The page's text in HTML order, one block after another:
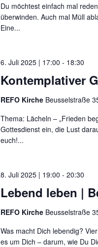
Du möchtest einfach mal
überwinden. Auch mal Müll
Eine...
Kontemplativer
6. Juli 2025 | 17:00 - 18:30
REFO Kirche Beusselstraße
Thema: Lächeln – „Frieden
Gottesdienst ein, die Lust
euch!...
Lebend leben |
8. Juli 2025 | 19:00 - 20:30
REFO Kirche Beusselstraße
Was macht Dich lebendig?
es um Dich – darum, wie Du